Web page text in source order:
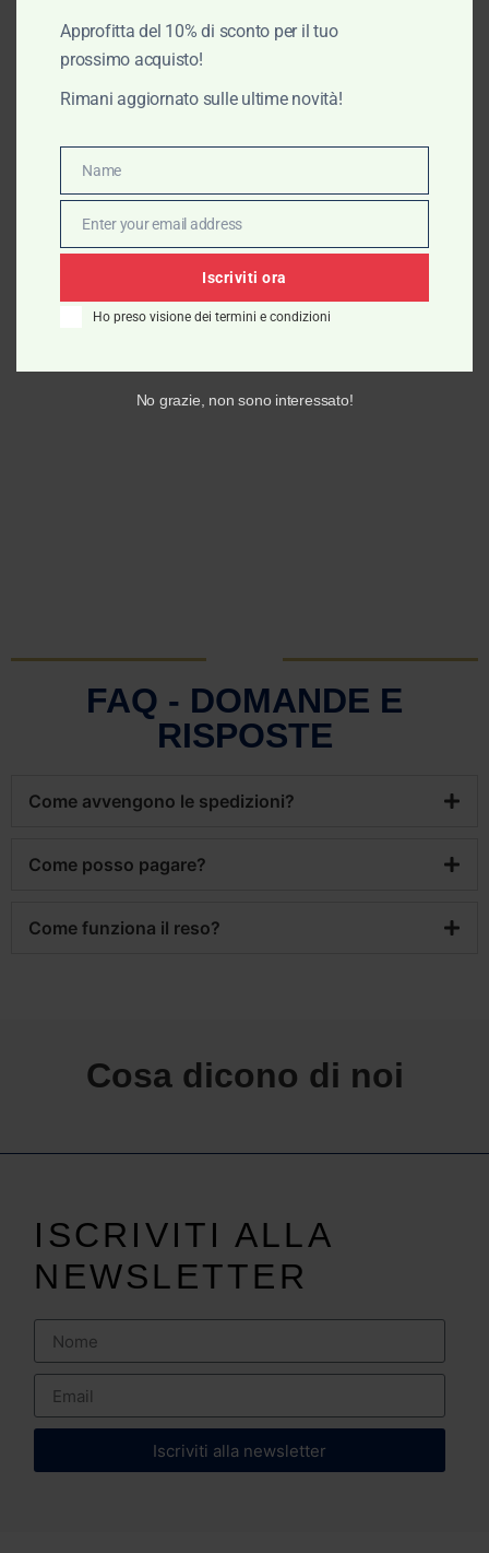
Scegli
FAQ - DOMANDE E
RISPOSTE
Come avvengono le spedizioni?
Come posso pagare?
Come funziona il reso?
Cosa dicono di noi
ISCRIVITI ALLA
NEWSLETTER
Iscriviti alla newsletter
Approfitta del 10% di sconto per il tuo
prossimo acquisto!
Rimani aggiornato sulle ultime novità!
Name
Name
Email
Enter your email address
Iscriviti ora
Ho preso visione dei termini e condizioni
No grazie, non sono interessato!